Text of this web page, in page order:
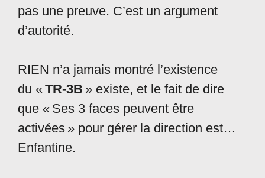
pas une preuve. C’est un argument
d’autorité.
RIEN n’a jamais montré l’existence
du «TR-3B » existe, et le fait de dire
que « Ses 3 faces peuvent être
activées » pour gérer la direction est…
Enfantine.